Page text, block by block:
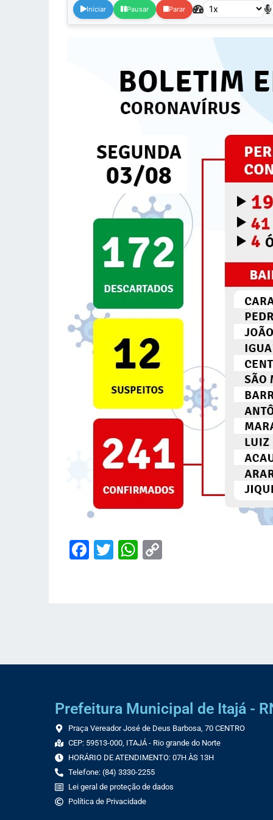
Iniciar Pausar Parar
Facebook
TwitterWhatsApp
Copy
Prefeitura Municipal de Itajá -
Praça Vereador José de Deus Barbosa, 70 CENTRO
CEP: 59513-000, ITAJÁ - Rio grande do Norte
HORÁRIO DE ATENDIMENTO: 07H ÀS 13H
Telefone: (84) 3330-2255
Lei geral de proteção de dados
Política de Privacidade